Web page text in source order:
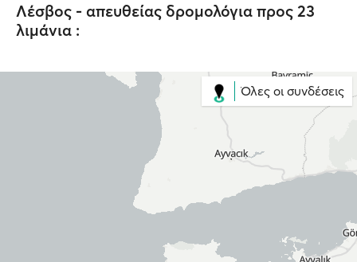
Λέσβος - απευθείας δρομολόγια προς 23
λιμάνια :
Όλες οι συνδέσεις